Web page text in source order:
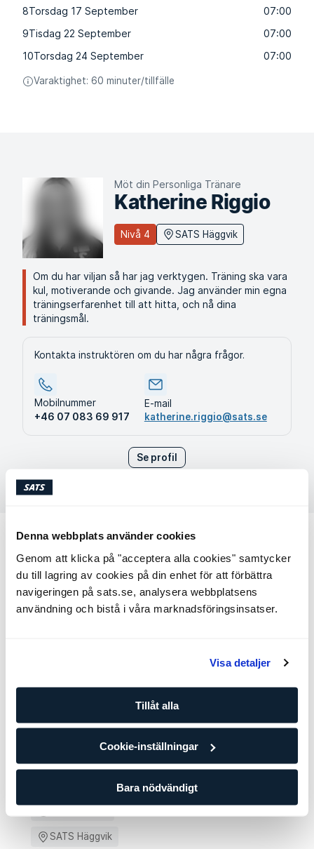
Denna webbplats använder cookies
Genom att klicka på "acceptera alla cookies" samtycker
du till lagring av cookies på din enhet för att förbättra
navigeringen på sats.se, analysera webbplatsens
användning och bistå i våra marknadsföringsinsatser.
Visa detaljer
Tillåt alla
Cookie-inställningar
Bara nödvändigt
8Torsdag 17 September
07:00
9Tisdag 22 September
07:00
10Torsdag 24 September 07:00
Varaktighet: 60 minuter/tillfälle
Möt din Personliga Tränare
Katherine Riggio
Nivå 4 SATS Häggvik
Se profil
Om du har viljan så har jag verktygen. Träning ska vara
kul, motiverande och givande. Jag använder min egna
träningserfarenhet till att hitta, och nå dina
träningsmål.
Kontakta instruktören om du har några frågor.
Mobilnummer
+46 07 083 69 917
E-mail
katherine.riggio@sats.se
Andra Boot Camps på SATS Häggvik
Inte helt övertygad? Här är några andra boot camps som
kanske passar din stil bättre.
SATS Häggvik
fre 21 aug. - fre 23 okt. 16:00
Info och bokning
SATS Häggvik